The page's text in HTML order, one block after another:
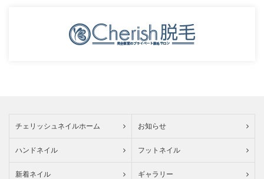
チェリッシュネイルホーム お知らせ
ハンドネイル フットネイル
新着ネイル ギャラリー